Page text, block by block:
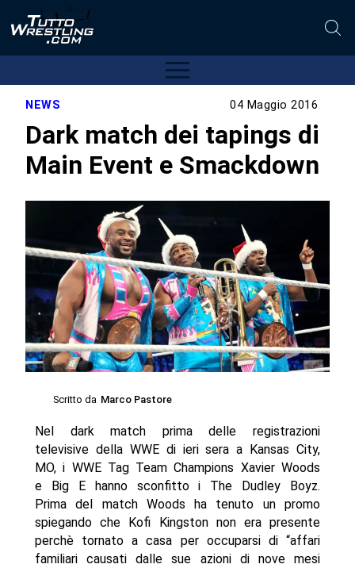
NEWS 04 Maggio 2016
Dark match dei tapings di
Main Event e Smackdown
Scritto da Marco Pastore
Nel dark match prima delle registrazioni
televisive della WWE di ieri sera a Kansas City,
MO, i WWE Tag Team Champions Xavier Woods
e Big E hanno sconfitto i The Dudley Boyz.
Prima del match Woods ha tenuto un promo
spiegando che Kofi Kingston non era presente
perchè tornato a casa per occuparsi di “affari
familiari causati dalle sue azioni di nove mesi